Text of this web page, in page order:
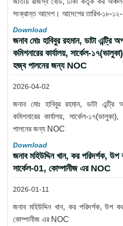
সংক্রান্ত আদেশ। আদেশের তারিখ-১৮-
Download
জনাব মোঃ হাবিবুর রহমান, ডাটা
কমিশনারের কার্যালয়, সার্কেল-
হজ্ব পালনের জন্য NOC
2026-04-02
জনাব মোঃ হাবিবুর রহমান, ডাটা
কমিশনারের কার্যালয়, সার্কেল-
পালনের জন্য NOC
Download
জনাব মহিউদ্দিন খান, কর পরিদর্শক, উপ
সার্কেল-01, কোম্পানীজ এর NOC
2026-01-11
জনাব মহিউদ্দিন খান, কর পরিদর্শক, উপ
কোম্পানীজ এর NOC